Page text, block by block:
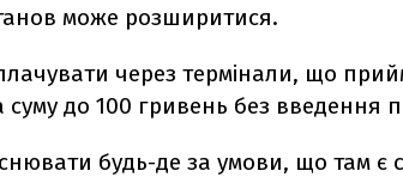
може розширитися.
через термінали, що
суму до 100 гривень без введення
будь-де за умови, що там є